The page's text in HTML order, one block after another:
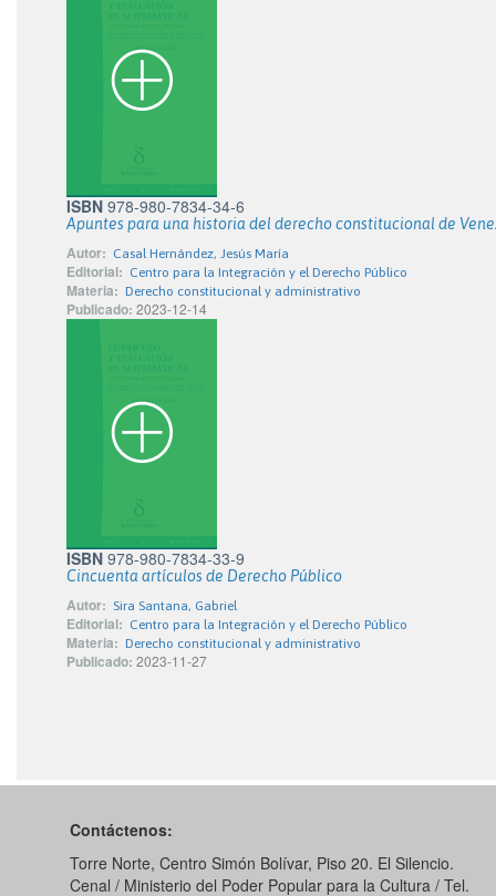
ISBN 978-980-7834-34-6
Apuntes para una historia del derecho constitucional de
Autor: Casal Hernández, Jesús María
Editorial: Centro para la Integración y el Derecho Público
Materia: Derecho constitucional y administrativo
Publicado: 2023-12-14
ISBN 978-980-7834-33-9
Cincuenta artículos de Derecho Público
Autor: Sira Santana, Gabriel
Editorial: Centro para la Integración y el Derecho Público
Materia: Derecho constitucional y administrativo
Publicado: 2023-11-27
Contáctenos:
Torre Norte, Centro Simón Bolívar, Piso 20. El Silencio.
Cenal / Ministerio del Poder Popular para la Cultura / Tel.